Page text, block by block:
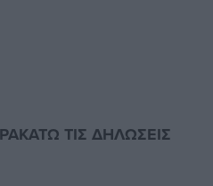
ΤΙΣ ΔΗΛΩΣΕΙΣ